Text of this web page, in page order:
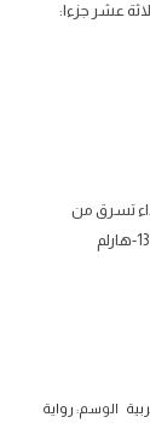
عشر جزءا:
9-الزنبقةالسوداء تسرق من
الوسم: رواية